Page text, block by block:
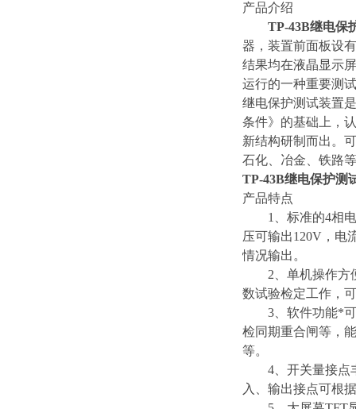
产品介绍
TP-43B继电保
器，装置前面板设
结果均在液晶显示
运行的一种重要测
继电保护测试装置
条件》的基础上，
新结构研制而出。
石化、冶金、铁路
TP-43B继电保护测
产品特点
1、标准的4相电
压可输出120V，电
情况输出。
2、单机操作方便
数试验检定工作，
3、软件功能*可
检同期重合闸等，
等。
4、开关量接点丰
入、输出接点可根